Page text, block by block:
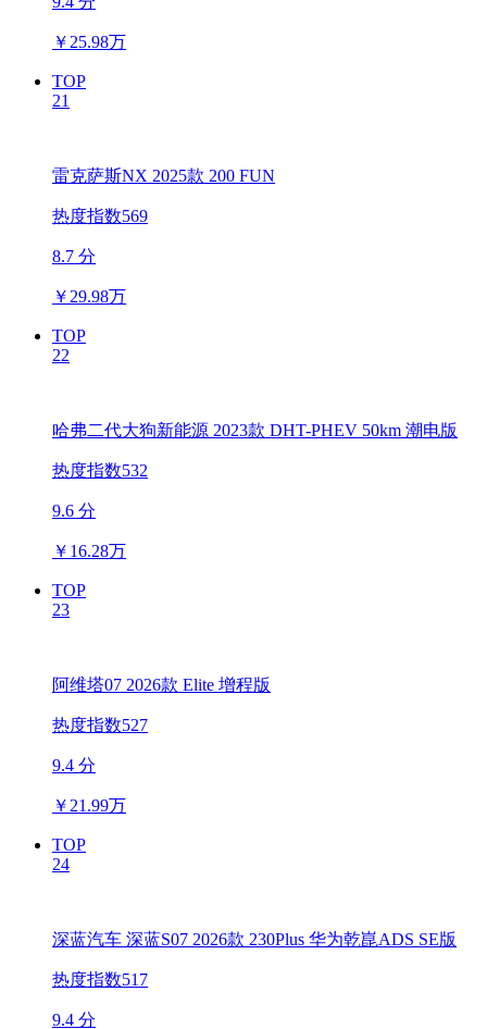
￥ 25.98万
TOP
21
雷克萨斯NX 2025款 200 FUN
热度指数569
8.7 分
￥ 29.98万
TOP
22
哈弗二代大狗新能源 2023款 DHT-PHEV 50km 潮电版
热度指数532
9.6 分
￥ 16.28万
TOP
23
阿维塔07 2026款 Elite 增程版
热度指数527
9.4 分
￥ 21.99万
TOP
24
深蓝汽车 深蓝S07 2026款 230Plus 华为乾崑ADS SE版
热度指数517
9.4 分